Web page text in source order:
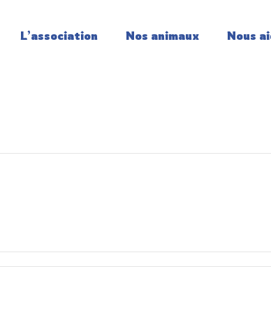
L’association Nos animaux Nous